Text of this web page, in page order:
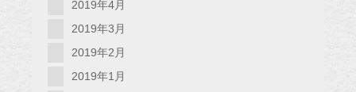
2019年4月
2019年3月
2019年2月
2019年1月